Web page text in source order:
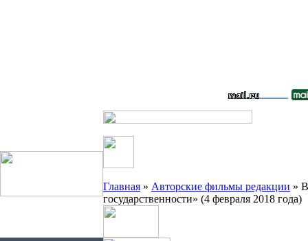
Главная » Авторские фильмы редакции »
государственности» (4 февраля 2018 года)